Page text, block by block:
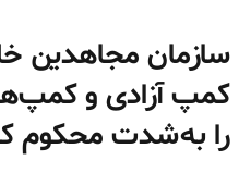
سازمان مجاهدین
کمپ آزادی و
را به‌شدت محکوم